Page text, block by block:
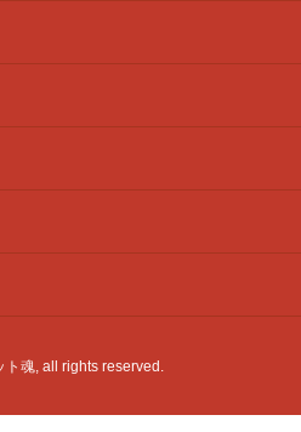
魂, all rights reserved.